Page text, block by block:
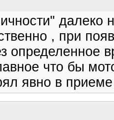
далеко
, при
определенное
что бы
явно в